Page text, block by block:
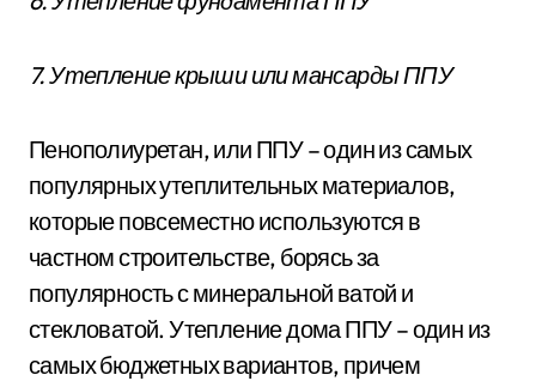
7. Утепление крыши или мансарды ППУ
Пенополиуретан, или ППУ – один из самых
популярных утеплительных материалов,
которые повсеместно используются в
частном строительстве, борясь за
популярность с минеральной ватой и
стекловатой. Утепление дома ППУ – один из
самых бюджетных вариантов, причем